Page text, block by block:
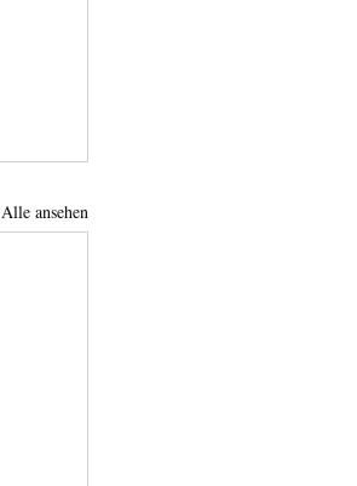
Alle ansehen